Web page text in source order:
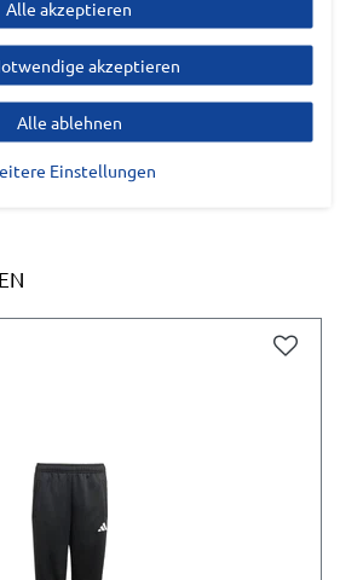
Alle akzeptieren
akzeptieren
Alle ablehnen
Einstellungen